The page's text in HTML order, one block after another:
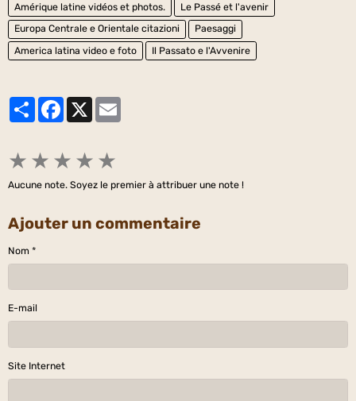
Amérique latine vidéos et photos.
Le Passé et l'avenir
Europa Centrale e Orientale citazioni
Paesaggi
America latina video e foto
Il Passato e l'Avvenire
PartagerFacebook
X
★ ★ ★ ★ ★
Aucune note. Soyez le premier à attribuer une note !
Ajouter un commentaire
Nom
E-mail
Site Internet